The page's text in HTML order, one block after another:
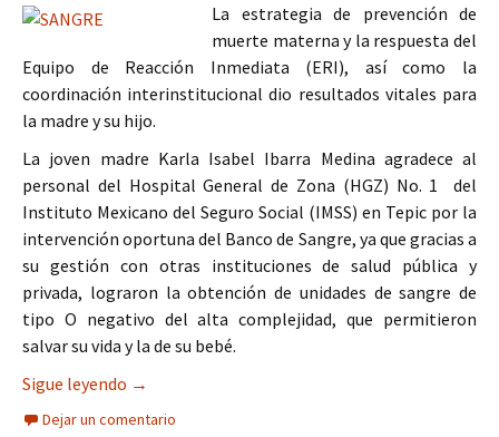
La estrategia de prevención de
muerte materna y la respuesta del
Equipo de Reacción Inmediata (ERI), así como la
coordinación interinstitucional dio resultados vitales para
la madre y su hijo.
La joven madre Karla Isabel Ibarra Medina agradece al
personal del Hospital General de Zona (HGZ) No. 1 del
Instituto Mexicano del Seguro Social (IMSS) en Tepic por la
intervención oportuna del Banco de Sangre, ya que gracias a
su gestión con otras instituciones de salud pública y
privada, lograron la obtención de unidades de sangre de
tipo O negativo del alta complejidad, que permitieron
salvar su vida y la de su bebé.
Sigue leyendo OPORTUNA GESTIÓN DEL BANCO DE SANGRE
→
Dejar un comentario